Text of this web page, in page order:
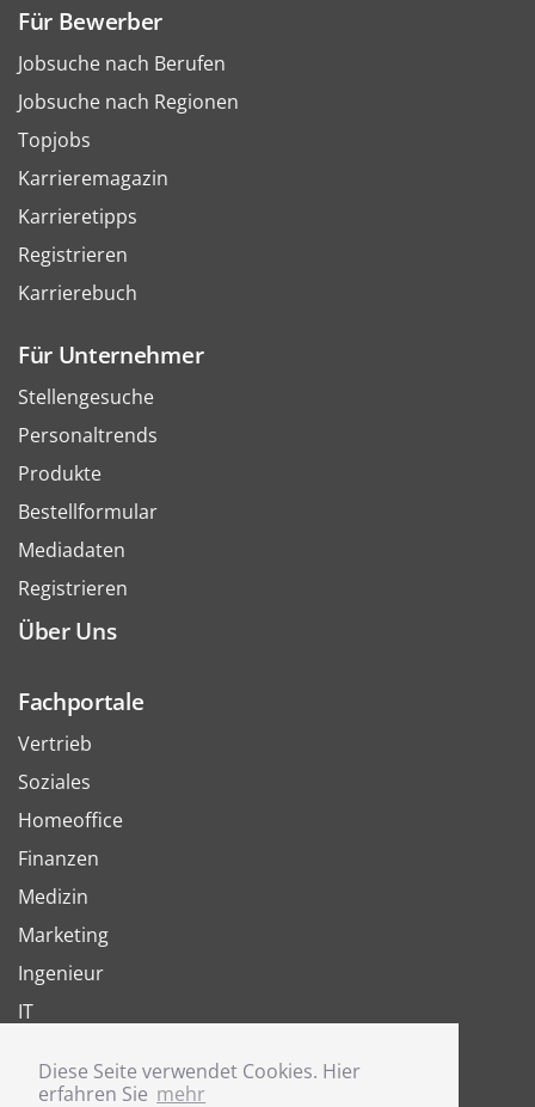
Diese Seite verwendet Cookies. Hier
erfahren Sie mehr
Für Bewerber
Jobsuche nach Berufen
Jobsuche nach Regionen
Topjobs
Karrieremagazin
Karrieretipps
Registrieren
Karrierebuch
Für Unternehmer
Stellengesuche
Personaltrends
Produkte
Bestellformular
Mediadaten
Registrieren
Über Uns
Fachportale
Vertrieb
Soziales
Homeoffice
Finanzen
Medizin
Marketing
Ingenieur
IT
Joboter